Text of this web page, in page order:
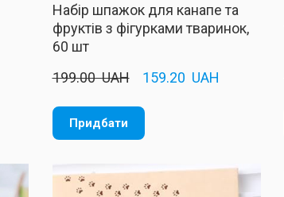
Набір шпажок для канапе та
фруктів з фігурками тваринок,
60 шт
199.00  UAH
159.20  UAH
Придбати